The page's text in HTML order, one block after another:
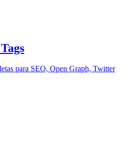
para SEO, Open Graph, Twitter